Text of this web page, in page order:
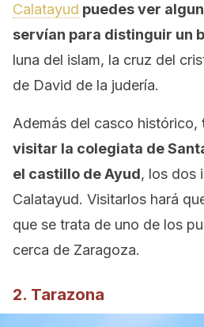
Calatayud puedes ver
servían para distinguir un
luna del islam, la cruz del
de David de la judería.
Además del casco histórico,
visitar la colegiata de
el castillo de Ayud, los dos
Calatayud. Visitarlos hará
que se trata de uno de los
cerca de Zaragoza.
2. Tarazona